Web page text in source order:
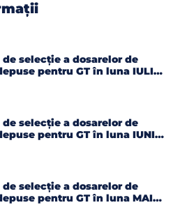
selecție a dosarelor de
pentru GT în luna IULIE
selecție a dosarelor de
pentru GT în luna IUNIE
selecție a dosarelor de
pentru GT în luna MAI